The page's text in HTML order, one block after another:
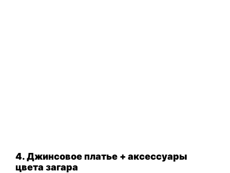
4. Джинсовое платье + аксессуары
цвета загара